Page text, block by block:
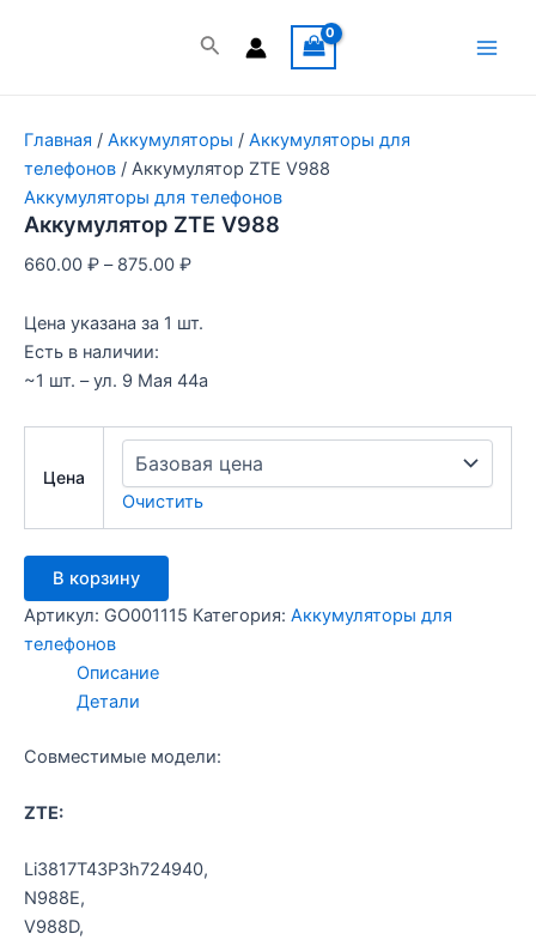
Поиск
Главная / Аккумуляторы / Аккумуляторы для
телефонов / Аккумулятор ZTE V988
Аккумуляторы для телефонов
Аккумулятор ZTE V988
660.00 ₽ – 875.00 ₽
Цена указана за 1 шт.
Есть в наличии:
~1 шт. – ул. 9 Мая 44а
Цена
Очистить
Количество
товара
Аккумулятор
ZTE
В корзину
Артикул: GO001115 Категория: Аккумуляторы для
телефонов
Описание
Детали
Совместимые модели:
ZTE:
Li3817T43P3h724940,
N988E,
V988D,